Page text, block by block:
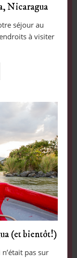
Nicaragua
séjour au
à visiter
(et bientôt!)
pas sur